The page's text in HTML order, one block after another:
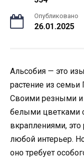
Опубликовано
26.01.2025
Альсобия — это
растение из
Своими резными и
белыми цветками
вкраплениями, это
любой интерьер.
оно требует